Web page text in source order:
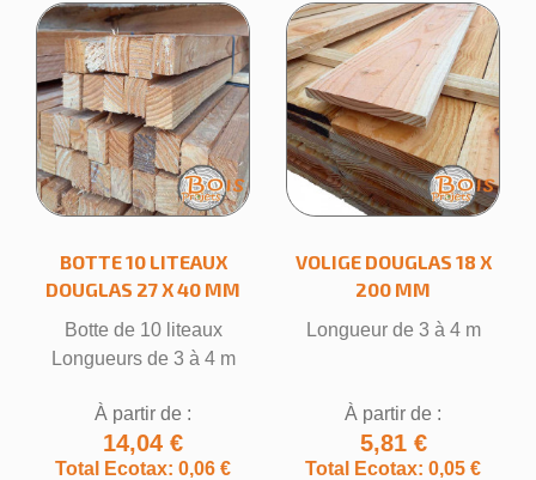
BOTTE 10 LITEAUX
DOUGLAS 27 X 40 MM
Botte de 10 liteaux
Longueurs de 3 à 4 m
À partir de :
14,04 €
Total Ecotax: 0,06 €
VOLIGE DOUGLAS 18 X
200 MM
Longueur de 3 à 4 m
À partir de :
5,81 €
Total Ecotax: 0,05 €